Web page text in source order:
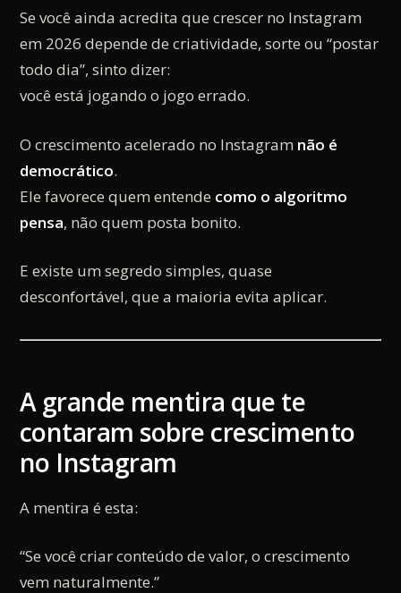
Se você ainda acredita que crescer no Instagram
em 2026 depende de criatividade, sorte ou “postar
todo dia”, sinto dizer:
você está jogando o jogo errado.
O crescimento acelerado no Instagram não é
democrático.
Ele favorece quem entende como o algoritmo
pensa, não quem posta bonito.
E existe um segredo simples, quase
desconfortável, que a maioria evita aplicar.
A grande mentira que te
contaram sobre crescimento
no Instagram
A mentira é esta:
“Se você criar conteúdo de valor, o crescimento
vem naturalmente.”